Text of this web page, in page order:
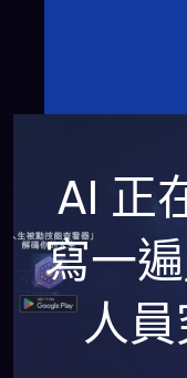
AI 正
寫一
人